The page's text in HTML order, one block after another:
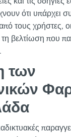
ότι υπάρχει
τους χρήστες, οι
τη βελτίωση που
των